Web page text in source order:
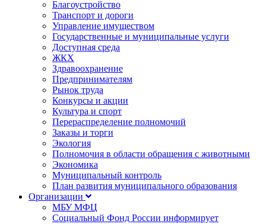
Благоустройство
Транспорт и дороги
Управление имуществом
Государственные и муниципальные услуги
Доступная среда
ЖКХ
Здравоохранение
Предпринимателям
Рынок труда
Конкурсы и акции
Культура и спорт
Перераспределение полномочий
Заказы и торги
Экология
Полномочия в области обращения с животными
Экономика
Муниципальный контроль
План развития муниципального образования
Организации
МБУ МФЦ
Социальный Фонд России информирует